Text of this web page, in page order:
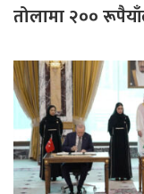
तोलामा २००